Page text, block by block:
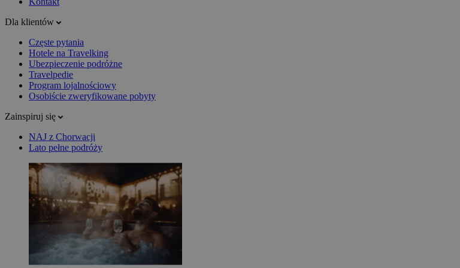
Dla klientów
Częste pytania
Hotele na Travelking
Ubezpieczenie podróżne
Travelpedie
Program lojalnościowy
Osobiście zweryfikowane pobyty
Zainspiruj się
NAJ z Chorwacji
Lato pełne podróży